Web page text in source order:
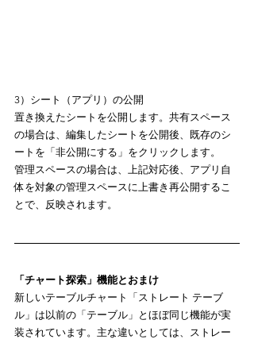
3）シート（アプリ）の公開
置き換えたシートを公開します。共有スペース
の場合は、編集したシートを公開後、既存のシ
ートを「非公開にする」をクリックします。
管理スペースの場合は、上記対応後、アプリ自
体を対象の管理スペースに上書き再公開するこ
とで、反映されます。
「チャート探索」機能とおまけ
新しいテーブルチャート「ストレート テーブ
ル」は以前の「テーブル」とほぼ同じ機能が実
装されています。主な違いとしては、ストレー